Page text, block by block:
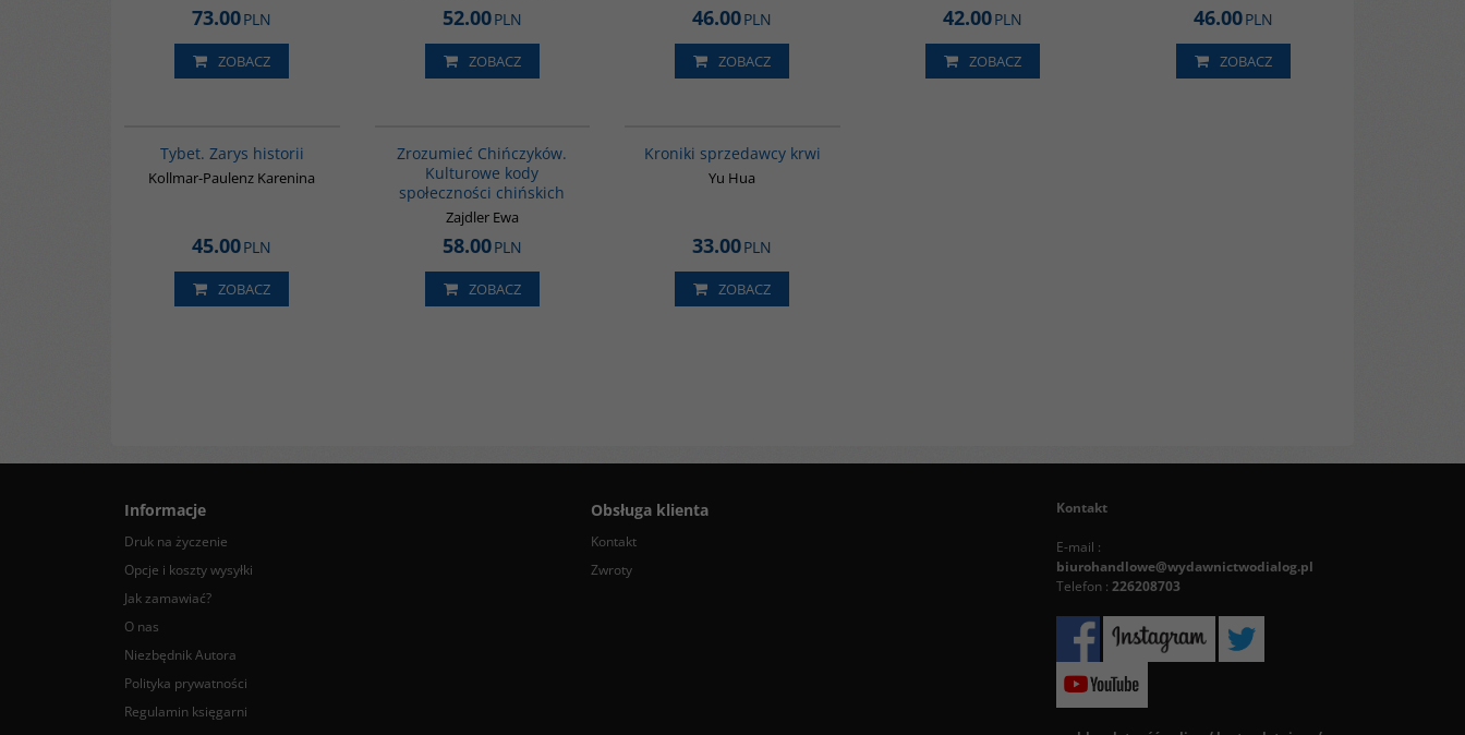
73.00PLN
ZOBACZ
52.00PLN
ZOBACZ
46.00PLN
ZOBACZ
42.00PLN
ZOBACZ
46.00PLN
ZOBACZ
Tybet. Zarys historii
Kollmar-Paulenz Karenina
45.00PLN
ZOBACZ
Zrozumieć Chińczyków.
Kulturowe kody
społeczności chińskich
Zajdler Ewa
58.00PLN
ZOBACZ
Kroniki sprzedawcy krwi
Yu Hua
33.00PLN
ZOBACZ
Informacje
Druk na życzenie
Opcje i koszty wysyłki
Jak zamawiać?
O nas
Niezbędnik Autora
Polityka prywatności
Regulamin księgarni
Obsługa klienta
Kontakt
Zwroty
Kontakt
E-mail :
biurohandlowe@wydawnictwodialog.pl
Telefon : 226208703